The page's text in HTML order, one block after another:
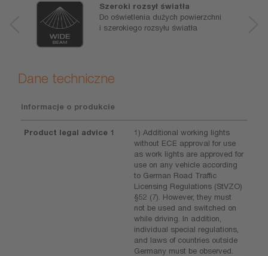
Szeroki rozsył światła
Do oświetlenia dużych powierzchni
i szerokiego rozsyłu światła
Dane techniczne
Informacje o produkcie
Product legal advice 1
1) Additional working lights
without ECE approval for use
as work lights are approved for
use on any vehicle according
to German Road Traffic
Licensing Regulations (StVZO)
§52 (7). However, they must
not be used and switched on
while driving. In addition,
individual special regulations,
and laws of countries outside
Germany must be observed.